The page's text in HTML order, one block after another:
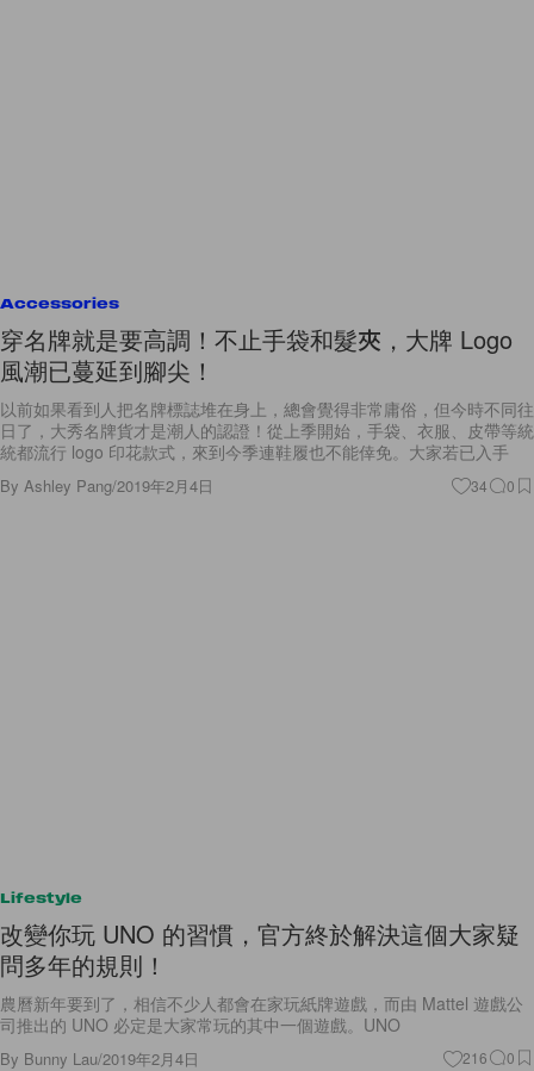
Accessories
穿名牌就是要高調！不止手袋和髮夾，大牌 Logo
風潮已蔓延到腳尖！
以前如果看到人把名牌標誌堆在身上，總會覺得非常庸俗，但今時不同往
日了，大秀名牌貨才是潮人的認證！從上季開始，手袋、衣服、皮帶等統
統都流行 logo 印花款式，來到今季連鞋履也不能倖免。大家若已入手
By Ashley Pang/2019年2月4日 34 0
Lifestyle
改變你玩 UNO 的習慣，官方終於解決這個大家疑
問多年的規則！
農曆新年要到了，相信不少人都會在家玩紙牌遊戲，而由 Mattel 遊戲公
司推出的 UNO 必定是大家常玩的其中一個遊戲。UNO
By Bunny Lau/2019年2月4日 216 0